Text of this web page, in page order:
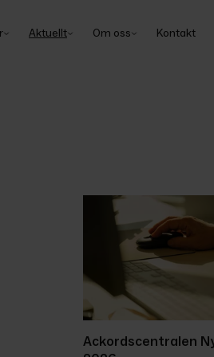
Aktuellt Om oss Kontakt
Ackordscentralen